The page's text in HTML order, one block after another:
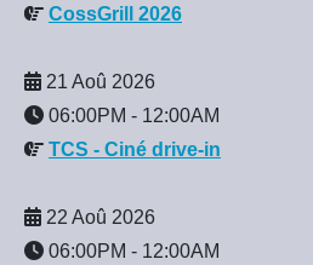
CossGrill 2026
21 Aoû 2026
06:00PM - 12:00AM
TCS - Ciné drive-in
22 Aoû 2026
06:00PM - 12:00AM